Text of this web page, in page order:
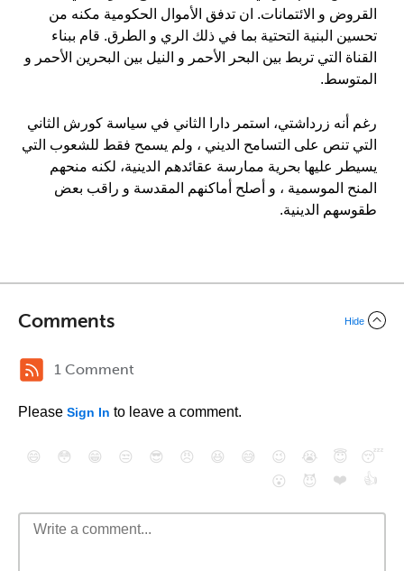
القروض و الائتمانات. ان تدفق الأموال الحكومية مكنه من
تحسين البنية التحتية بما في ذلك الري و الطرق. قام ببناء
القناة التي تربط بين البحر الأحمر و النيل بين البحرين الأحمر و
المتوسط.
رغم أنه زرداشتي، استمر دارا الثاني في سياسة كورش الثاني
التي تنص على التسامح الديني ، ولم يسمح فقط للشعوب التي
يسيطر عليها بحرية ممارسة عقائدهم الدينية، لكنه منحهم
المنح الموسمية ، و أصلح أماكنهم المقدسة و راقب بعض
طقوسهم الدينية.
Comments Hide
1 Comment
Please Sign In to leave a comment.
😄 😳 😁 😒 😎 😠 😆 😅 😉 😭 😇
😴
😮
😈 ❤️ 👍